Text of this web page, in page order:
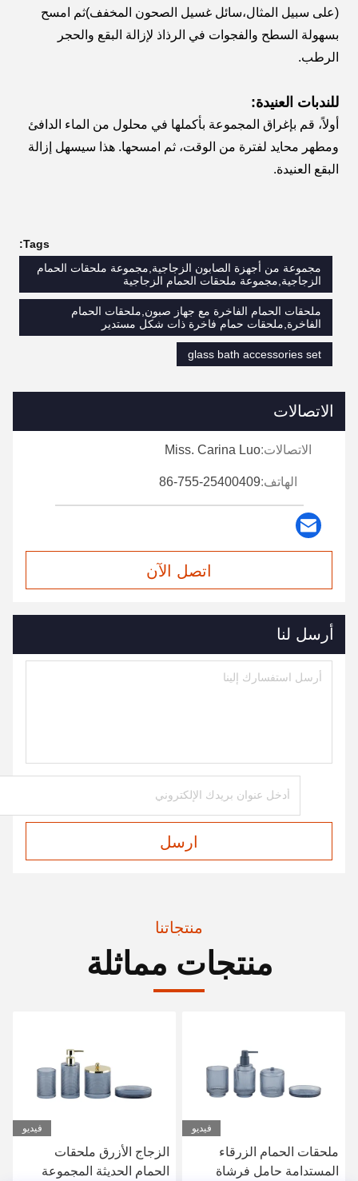
(على سبيل المثال،سائل غسيل الصحون المخفف)ثم امسح
بسهولة السطح والفجوات في الرذاذ لإزالة البقع والحجر
الرطب.
للندبات العنيدة:
أولاً، قم بإغراق المجموعة بأكملها في محلول من الماء الدافئ
ومطهر محايد لفترة من الوقت، ثم امسحها. هذا سيسهل إزالة
البقع العنيدة.
Tags:
مجموعة من أجهزة الصابون الزجاجية,مجموعة ملحقات الحمام
الزجاجية,مجموعة ملحقات الحمام الزجاجية
ملحقات الحمام الفاخرة مع جهاز صبون,ملحقات الحمام
الفاخرة,ملحقات حمام فاخرة ذات شكل مستدير
glass bath accessories set
الاتصالات
الاتصالات:Miss. Carina Luo
الهاتف:86-755-25400409
اتصل الآن
أرسل لنا
ارسل
منتجاتنا
منتجات مماثلة
فيديو
الزجاج الأزرق ملحقات
الحمام الحديثة المجموعة
أجزاء علبة مضخة